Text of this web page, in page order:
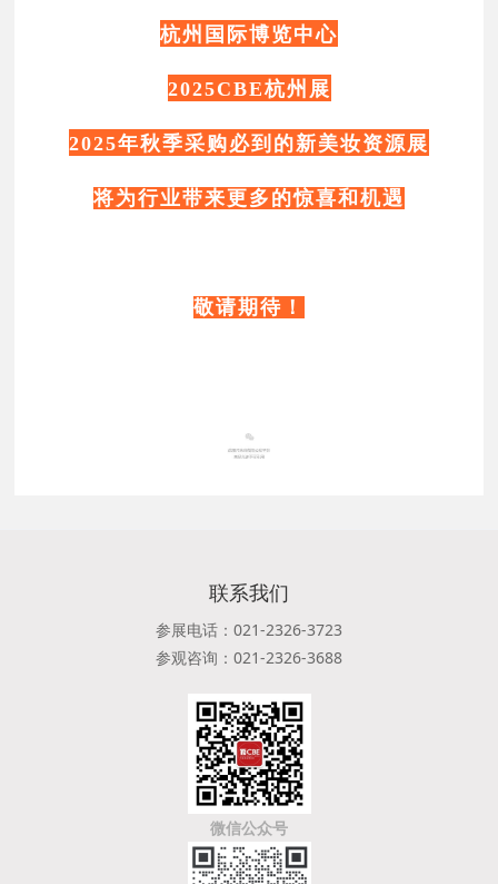
杭州国际博览中心
2025CBE杭州展
2025年秋季采购必到的新美妆资源展
将为行业带来更多的惊喜和机遇
敬请期待！
联系我们
参展电话：021-2326-3723
参观咨询：021-2326-3688
微信公众号